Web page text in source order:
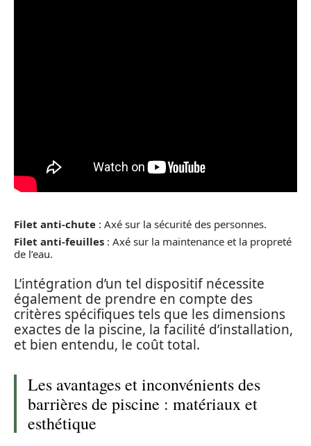
Filet anti-chute : Axé sur la sécurité des personnes.
Filet anti-feuilles : Axé sur la maintenance et la propreté
de l’eau.
L’intégration d’un tel dispositif nécessite
également de prendre en compte des
critères spécifiques tels que les dimensions
exactes de la piscine, la facilité d’installation,
et bien entendu, le coût total.
Les avantages et inconvénients des
barrières de piscine : matériaux et
esthétique